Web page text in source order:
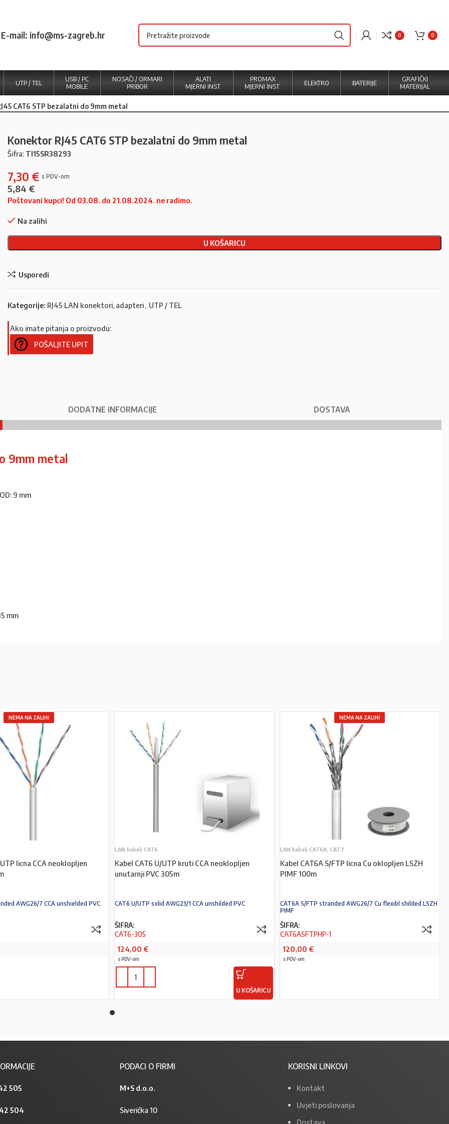
E-mail: info@ms-zagreb.hr 0 0
UTP / TEL
USB / PC
MOBILE
NOSAČI / ORMARI
PRIBOR
ALATI
MJERNI INST.
PROMAX
MJERNI INST.
ELEKTRO BATERIJE
GRAFIČKI
MATERIJAL
CAT6 STP bezalatni do 9mm metal
Konektor RJ45 CAT6 STP bezalatni do 9mm metal
Šifra: TI15SR38293
7,30 €
5,84 €
Poštovani kupci! Od 03.08. do 21.08.2024. ne radimo.
Na zalihi
U KOŠARICU
Usporedi
Kategorije: RJ45 LAN konektori, adapteri, UTP / TEL
Ako imate pitanja o proizvodu:
POŠALJITE UPIT
DODATNE INFORMACIJE DOSTAVA
9mm metal
9 mm
mm
NEMA NA ZALIHI
licna CCA neoklopljen
AWG26/7 CCA unshielded PVC
LAN kabeli CAT6
Kabel CAT6 U/UTP kruti CCA neoklopljen
unutarnji PVC 305m
CAT6 U/UTP solid AWG23/1 CCA unshilded PVC
ŠIFRA:
CAT6-305
124,00 €
s PDV-om
U KOŠARICU
NEMA NA ZALIHI
LAN kabeli CAT6A, CAT7
Kabel CAT6A S/FTP licna Cu oklopljen LSZH
PIMF 100m
CAT6A S/FTP stranded AWG26/7 Cu flexibl shilded LSZH
PIMF
ŠIFRA:
CAT6ASFTPHP-1
120,00 €
s PDV-om
505
504
PODACI O FIRMI
M+S d.o.o.
Siverićka 10
KORISNI LINKOVI
Kontakt
Uvjeti poslovanja
Dostava